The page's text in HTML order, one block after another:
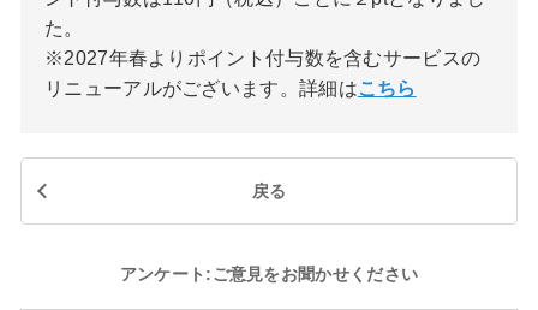
た。
※2027年春よりポイント付与数を含むサービスの
リニューアルがございます。詳細はこちら
戻る
アンケート:ご意見をお聞かせください